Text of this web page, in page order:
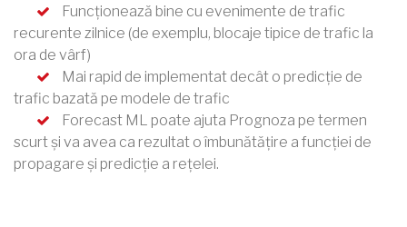
arrow
Funcționează bine cu evenimente de trafic
recurente zilnice (de exemplu, blocaje tipice de trafic la
ora de vârf)
arrow
Mai rapid de implementat decât o predicție de
trafic bazată pe modele de trafic
arrow
Forecast ML poate ajuta Prognoza pe termen
scurt și va avea ca rezultat o îmbunătățire a funcției de
propagare și predicție a rețelei.